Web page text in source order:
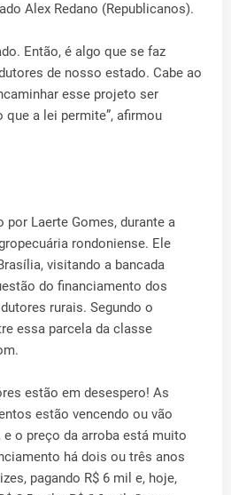
Alex Redano (Republicanos).
Então, é algo que se faz
de nosso estado. Cabe ao
esse projeto ser
que a lei permite”, afirmou
por Laerte Gomes, durante a
rondoniense. Ele
visitando a bancada
do financiamento dos
rurais. Segundo o
essa parcela da classe
estão em desespero! As
estão vencendo ou vão
e o preço da arroba está muito
há dois ou três anos
pagando R$ 6 mil e, hoje,